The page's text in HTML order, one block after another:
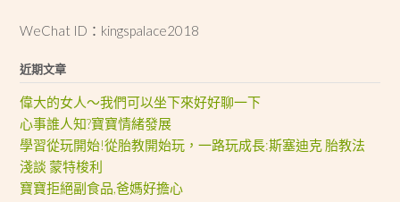
WeChat ID：kingspalace2018
近期文章
偉大的女人～我們可以坐下來好好聊一下
心事誰人知?寶寶情緒發展
學習從玩開始!從胎教開始玩，一路玩成長:斯塞迪克 胎教法
淺談 蒙特梭利
寶寶拒絕副食品,爸媽好擔心